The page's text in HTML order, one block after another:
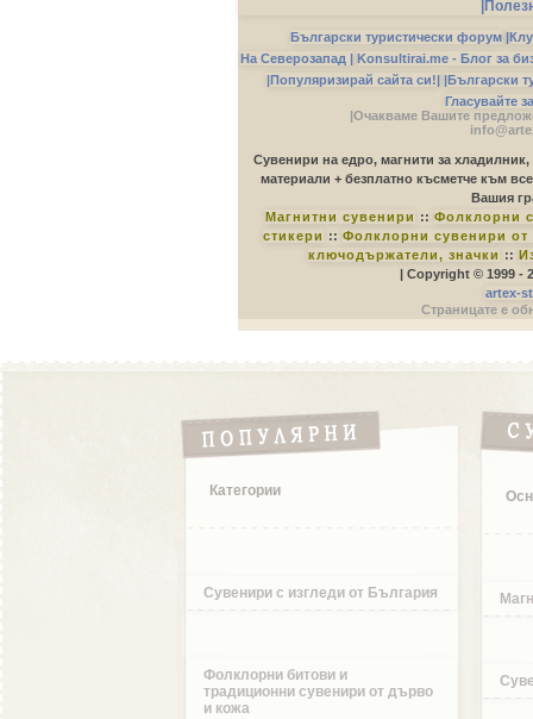
Български туристически форум |
На Северозапад | Konsultirai.me - Блог за
|Популяризирай сайта си!| |Български
Гласувайте
|Очакваме Вашите
Сувенири на едро, магнити за
материали + безплатно късметче към
Вашия
Магнитни сувенири :: Фолклорни
стикери :: Фолклорни сувенири
ключодържатели, значки ::
| Copyright © 1999 -
artex-
Страницате е
Категории
Сувенири с изгледи от България
Фолклорни битови и
традиционни сувенири от дърво
и кожа